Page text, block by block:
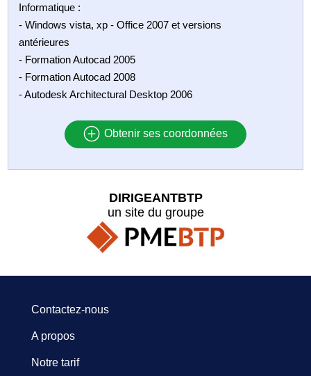
Informatique :
- Windows vista, xp - Office 2007 et versions
antérieures
- Formation Autocad 2005
- Formation Autocad 2008
- Autodesk Architectural Desktop 2006
Obtenir ses coordonnées
DIRIGEANTBTP
un site du groupe
Contactez-nous
A propos
Notre tarif